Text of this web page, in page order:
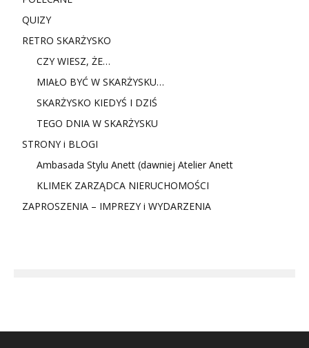
QUIZY
RETRO SKARŻYSKO
CZY WIESZ, ŻE…
MIAŁO BYĆ W SKARŻYSKU…
SKARŻYSKO KIEDYŚ I DZIŚ
TEGO DNIA W SKARŻYSKU
STRONY i BLOGI
Ambasada Stylu Anett (dawniej Atelier Anett
KLIMEK ZARZĄDCA NIERUCHOMOŚCI
ZAPROSZENIA – IMPREZY i WYDARZENIA